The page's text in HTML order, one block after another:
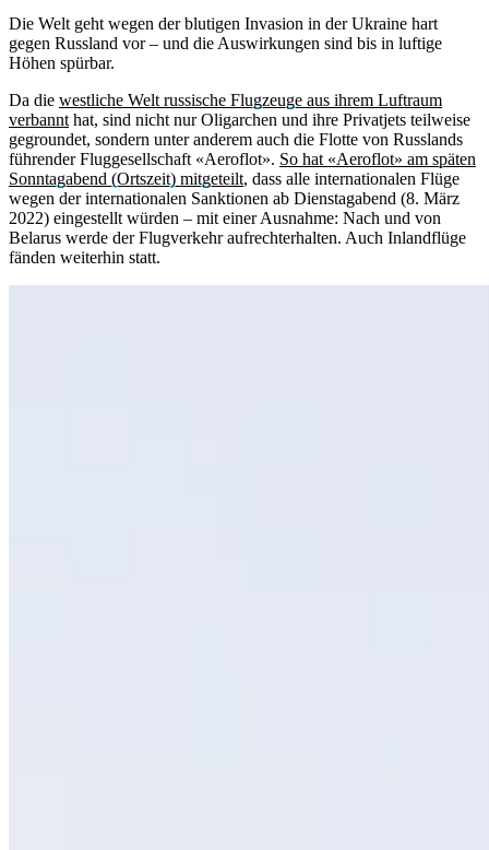
Die Welt geht wegen der blutigen Invasion in der Ukraine hart
gegen Russland vor – und die Auswirkungen sind bis in luftige
Höhen spürbar.
Da die westliche Welt russische Flugzeuge aus ihrem Luftraum
verbannt hat, sind nicht nur Oligarchen und ihre Privatjets teilweise
gegroundet, sondern unter anderem auch die Flotte von Russlands
führender Fluggesellschaft «Aeroflot». So hat «Aeroflot» am späten
Sonntagabend (Ortszeit) mitgeteilt, dass alle internationalen Flüge
wegen der internationalen Sanktionen ab Dienstagabend (8. März
2022) eingestellt würden – mit einer Ausnahme: Nach und von
Belarus werde der Flugverkehr aufrechterhalten. Auch Inlandflüge
fänden weiterhin statt.